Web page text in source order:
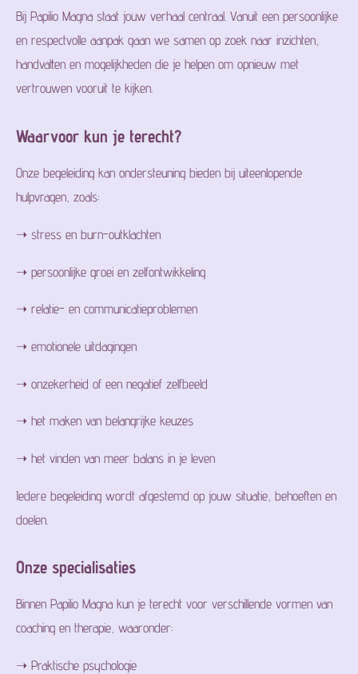
Bij Papilio Magna staat jouw verhaal centraal. Vanuit een persoonlijke
en respectvolle aanpak gaan we samen op zoek naar inzichten,
handvatten en mogelijkheden die je helpen om opnieuw met
vertrouwen vooruit te kijken.
Waarvoor kun je terecht?
Onze begeleiding kan ondersteuning bieden bij uiteenlopende
hulpvragen, zoals:
➝ stress en burn-outklachten
➝ persoonlijke groei en zelfontwikkeling
➝ relatie- en communicatieproblemen
➝ emotionele uitdagingen
➝ onzekerheid of een negatief zelfbeeld
➝ het maken van belangrijke keuzes
➝ het vinden van meer balans in je leven
Iedere begeleiding wordt afgestemd op jouw situatie, behoeften en
doelen.
Onze specialisaties
Binnen Papilio Magna kun je terecht voor verschillende vormen van
coaching en therapie, waaronder:
➝ Praktische psychologie